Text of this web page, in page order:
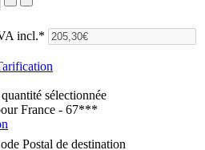
incl.*
sélectionnée
France - 67***
Postal de destination